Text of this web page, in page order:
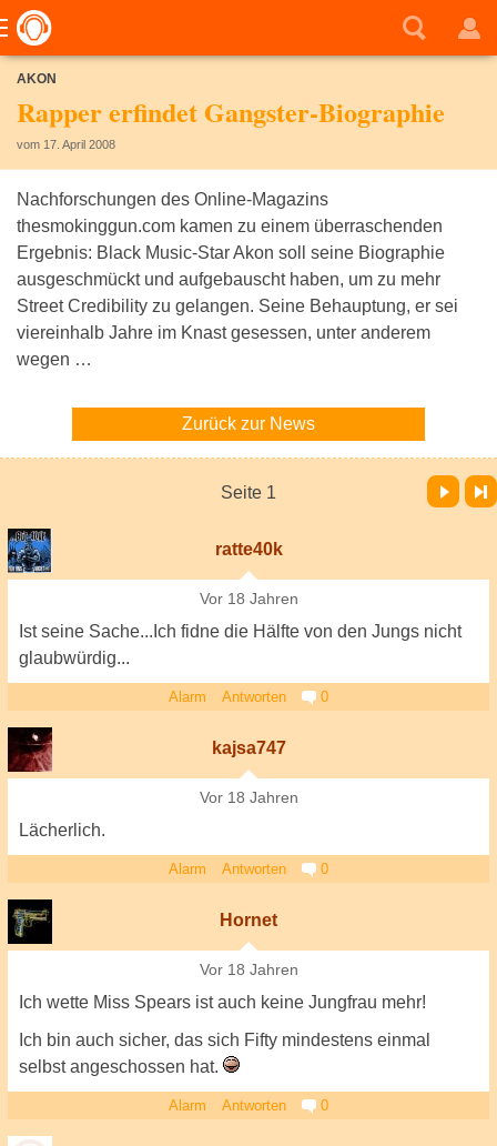
AKON
Rapper erfindet Gangster-Biographie
vom 17. April 2008
Nachforschungen des Online-Magazins
thesmokinggun.com kamen zu einem überraschenden
Ergebnis: Black Music-Star Akon soll seine Biographie
ausgeschmückt und aufgebauscht haben, um zu mehr
Street Credibility zu gelangen. Seine Behauptung, er sei
viereinhalb Jahre im Knast gesessen, unter anderem
wegen …
Zurück zur News
Seite 1
Vor Letzte Seite
ratte40k
Vor 18 Jahren
Ist seine Sache...Ich fidne die Hälfte von den Jungs nicht
glaubwürdig...
Alarm Antworten 0
kajsa747
Vor 18 Jahren
Lächerlich.
Alarm Antworten 0
Hornet
Vor 18 Jahren
Ich wette Miss Spears ist auch keine Jungfrau mehr!
Ich bin auch sicher, das sich Fifty mindestens einmal
selbst angeschossen hat.
Alarm Antworten 0